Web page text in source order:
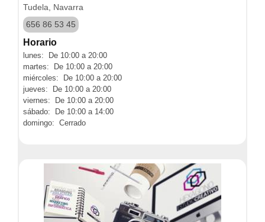
Tudela, Navarra
656 86 53 45
Horario
lunes: De 10:00 a 20:00
martes: De 10:00 a 20:00
miércoles: De 10:00 a 20:00
jueves: De 10:00 a 20:00
viernes: De 10:00 a 20:00
sábado: De 10:00 a 14:00
domingo: Cerrado